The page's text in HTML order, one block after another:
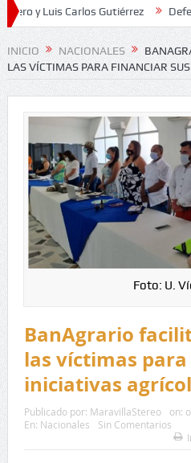
Carlos Gutiérrez Defensoría
2026
INICIO NACIONALES
LAS VÍCTIMAS PARA FINANCIAR
Foto: U.
BanAgrario
las víctimas
iniciativas
Publicado por: MaravillaStereo on:
En: Nacionales
Sin Comentarios